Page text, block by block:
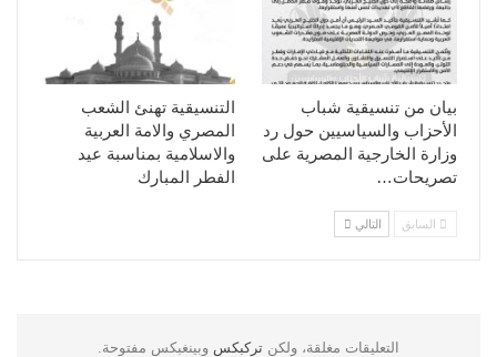
التنسيقية تهنئ الشعب
المصري والامة العربية
والاسلامية بمناسبة عيد
الفطر المبارك
بيان من تنسيقية شباب
الأحزاب والسياسيين حول رد
وزارة الخارجية المصرية على
تصريحات…
السابق التالي
التعليقات مغلقة، ولكن تركبكس وبينغبكس مفتوحة.